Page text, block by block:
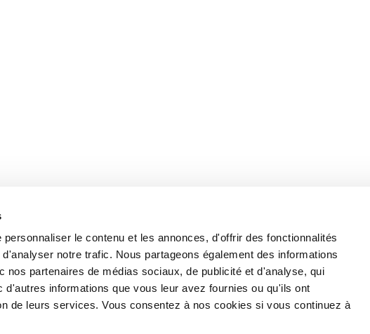
le contenu et les annonces, d'offrir des fonctionnalités
notre trafic. Nous partageons également des informations
nos partenaires de médias sociaux, de publicité et d'analyse, qui
d'autres informations que vous leur avez fournies ou qu'ils ont
de leurs services. Vous consentez à nos cookies si vous continuez à